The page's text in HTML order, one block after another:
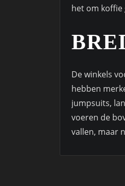
het om koffie
De winkels
hebben
jumpsuits,
voeren de
vallen, maar